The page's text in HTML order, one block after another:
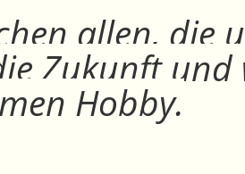
allen, die
Zukunft
Hobby.